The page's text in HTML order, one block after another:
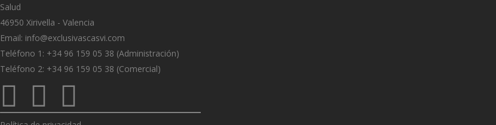
Salud
46950 Xirivella - Valencia
Email: info@exclusivascasvi.com
Teléfono 1: +34 96 159 05 38 (Administración)
Teléfono 2: +34 96 159 05 38 (Comercial)